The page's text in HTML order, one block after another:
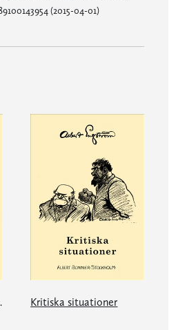
(2015-04-01)
Kritiska situationer